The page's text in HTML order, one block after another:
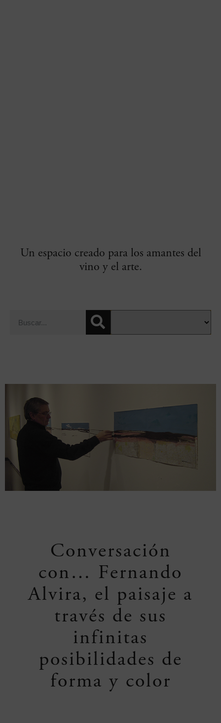
Un espacio creado para los amantes del
vino y el arte.
Conversación
con… Fernando
Alvira, el paisaje a
través de sus
infinitas
posibilidades de
forma y color